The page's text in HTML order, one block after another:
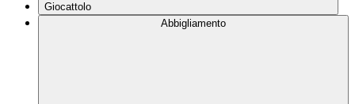
Giocattolo
Abbigliamento